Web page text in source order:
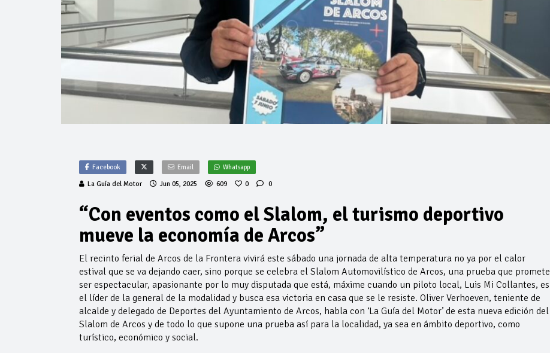
Facebook Email Whatsapp
La Guía del Motor Jun 05, 2025 609 0 0
“Con eventos como el Slalom, el turismo deportivo
mueve la economía de Arcos”
El recinto ferial de Arcos de la Frontera vivirá este sábado una jornada de alta temperatura no ya por el calor
estival que se va dejando caer, sino porque se celebra el Slalom Automovilístico de Arcos, una prueba que promete
ser espectacular, apasionante por lo muy disputada que está, máxime cuando un piloto local, Luis Mi Collantes, es
el líder de la general de la modalidad y busca esa victoria en casa que se le resiste. Oliver Verhoeven, teniente de
alcalde y delegado de Deportes del Ayuntamiento de Arcos, habla con ‘La Guía del Motor’ de esta nueva edición del
Slalom de Arcos y de todo lo que supone una prueba así para la localidad, ya sea en ámbito deportivo, como
turístico, económico y social.